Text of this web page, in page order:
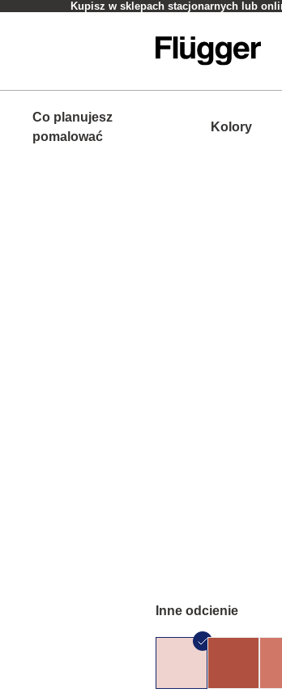
Kupisz w sklepach stacjonarnych lub
Co planujesz
pomalować
Kolory
Inne odcienie